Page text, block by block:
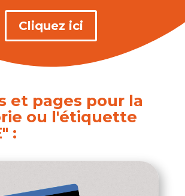
Cliquez ici
et pages pour la
ou l'étiquette
: